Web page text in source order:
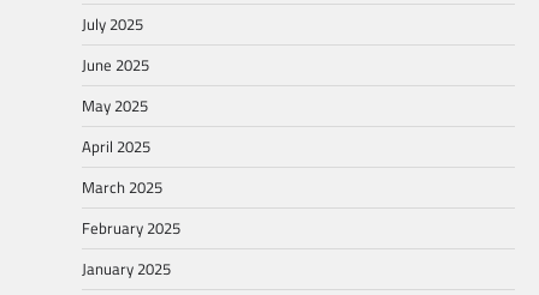
July 2025
June 2025
May 2025
April 2025
March 2025
February 2025
January 2025